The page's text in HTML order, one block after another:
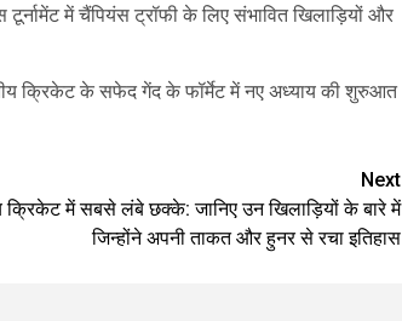
में चैंपियंस ट्रॉफी के लिए संभावित खिलाड़ियों और
क्रिकेट के सफेद गेंद के फॉर्मेट में नए अध्याय की शुरुआत
Next
क्रिकेट में सबसे लंबे छक्के: जानिए उन खिलाड़ियों के बारे में
जिन्होंने अपनी ताकत और हुनर से रचा इतिहास